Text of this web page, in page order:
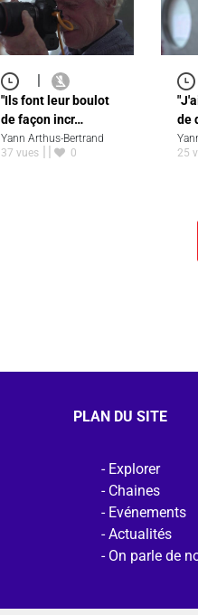
"Ils font leur boulot
de façon incr…
Yann Arthus-Bertrand
37 vues
0
de
25
PLAN DU SITE
Explorer
Chaines
Evénements
Actualités
On parle de